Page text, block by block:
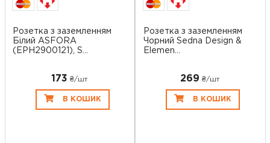
Розетка з заземленням
Білий ASFORA
(EPH2900121), S...
173 ₴/шт
В КОШИК
Розетка з заземленням
Чорний Sedna Design &
Elemen...
269 ₴/шт
В КОШИК